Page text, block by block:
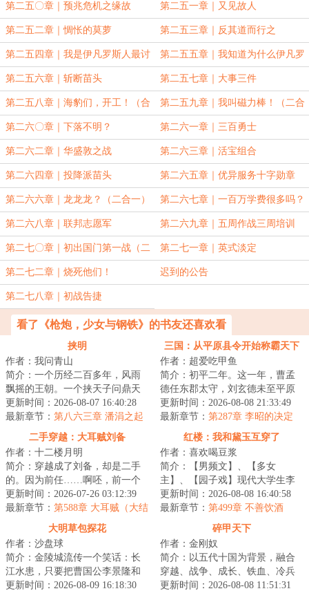
一）
第二五〇章｜预兆危机之缘故 第二五一章｜又见故人
第二五二章｜惆怅的莫萝 第二五三章｜反其道而行之
第二五四章｜我是伊凡罗斯人最讨
厌的人（合二为一）
第二五五章｜我知道为什么伊凡罗
斯人讨厌你了（二合一）
第二五六章｜斩断苗头 第二五七章｜大事三件
第二五八章｜海豹们，开工！（合
二为一）
第二五九章｜我叫磁力棒！（二合
一）
第二六〇章｜下落不明？ 第二六一章｜三百勇士
第二六二章｜华盛敦之战 第二六三章｜活宝组合
第二六四章｜投降派苗头 第二六五章｜优异服务十字勋章
（二合一）
第二六六章｜龙龙龙？（二合一） 第二六七章｜一百万学费很多吗？
（二合一）
第二六八章｜联邦志愿军 第二六九章｜五周作战三周培训
第二七〇章｜初出国门第一战（二
合一）
第二七一章｜英式淡定
第二七二章｜烧死他们！ 迟到的公告
第二七八章｜初战告捷
看了《枪炮，少女与钢铁》的书友还喜欢看
挟明
作者：我问青山
简介：一个历经二百多年，风雨
飘摇的王朝。一个挟天子问鼎天
下的枭雄。清兵入关，乱我中
华。明末乱局如何...
更新时间：2026-08-07 16:40:28
最新章节： 第八六三章 潘涓之起
三国：从平原县令开始称霸天下
作者：超爱吃甲鱼
简介：初平二年。这一年，曹孟
德任东郡太守，刘玄德未至平原
县，孙仲谋犹在江都。此间乱世
群雄逐鹿，却无...
更新时间：2026-08-08 21:33:49
最新章节： 第287章 李昭的决定
二手穿越：大耳贼刘备
作者：十二楼月明
简介：穿越成了刘备，却是二手
的。因为前任……啊呸，前一个
穿越者也是穿越到刘备身上。前
任嗝屁了，我接...
更新时间：2026-07-26 03:12:39
最新章节： 第588章 大耳贼（大结
红楼：我和黛玉互穿了
作者：喜欢喝豆浆
简介：【男频文】、【多女
主】、【园子戏】现代大学生李
宸穿越成为侯府二公子，却又神
奇与林黛玉互换了身...
更新时间：2026-08-08 16:40:58
最新章节： 第499章 不善饮酒
大明草包探花
作者：沙盘球
简介：金陵城流传一个笑话：长
江水患，只要把曹国公李景隆和
小方探花一起丢水里，就能堵住
更新时间：2026-08-09 16:18:30
碎甲天下
作者：金刚奴
简介：以五代十国为背景，融合
穿越、战争、成长、铁血、冷兵
器美学与帝王征途。乱世初启，
更新时间：2026-08-08 11:51:31